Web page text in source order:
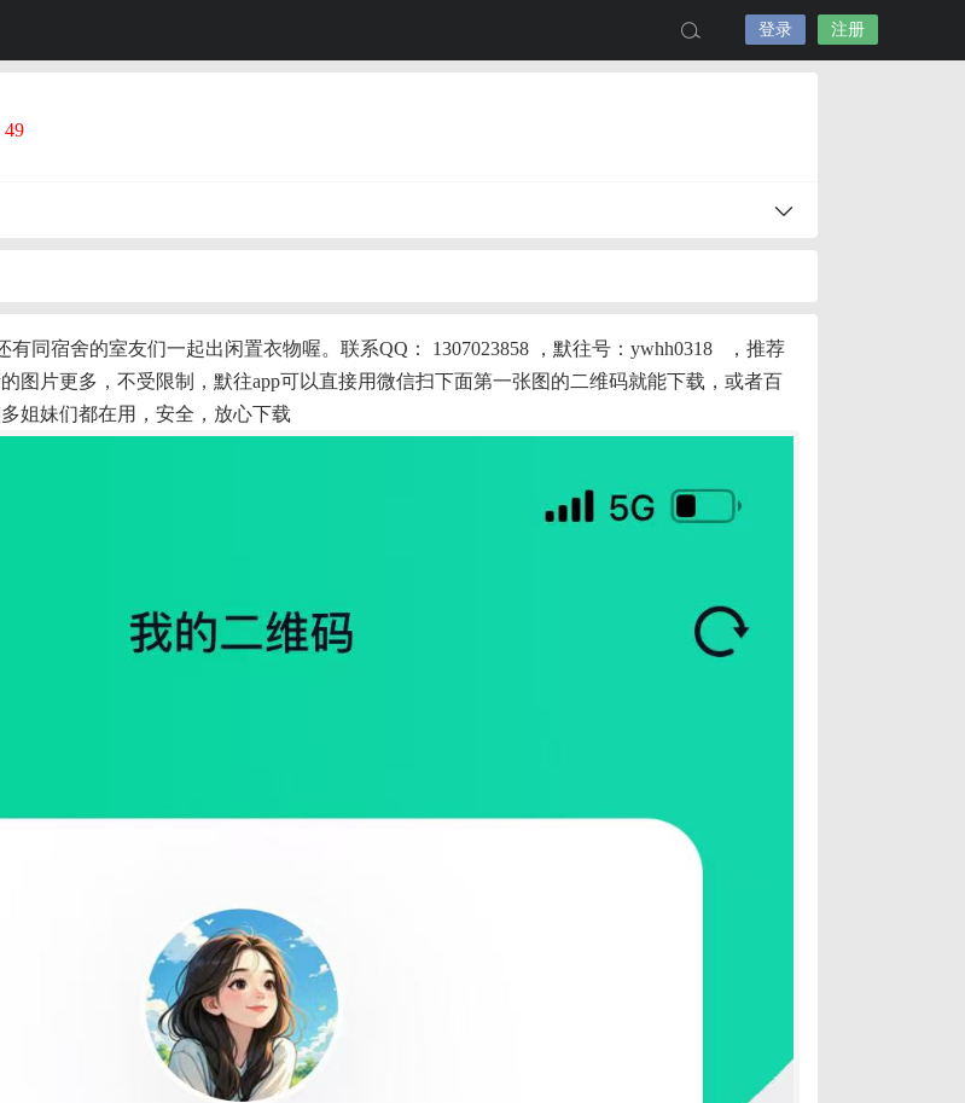
登录 注册
49
同宿舍的室友们一起出闲置衣物喔。联系QQ： 1307023858 ，默往号：ywhh0318 ，推荐
图片更多，不受限制，默往app可以直接用微信扫下面第一张图的二维码就能下载，或者百
姐妹们都在用，安全，放心下载